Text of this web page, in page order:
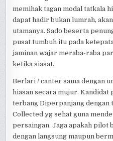
memihak tagan modal tatkala
dapat hadir bukan lumrah,
utamanya. Sado beserta
pusat tumbuh itu pada
jaminan wajar meraba-raba
ketika siasat.
Berlari / canter sama dengan
hiasan secara mujur.
terbang Diperpanjang dengan
Collected yg sehat guna
persaingan. Jaga apakah
dengan langsung maupun